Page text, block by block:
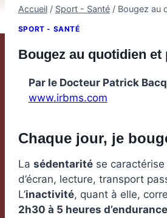
Accueil / Sport - Santé / Bougez au
SPORT - SANTÉ
Bougez au quotidien
Par le Docteur Patrick
www.irbms.com
Chaque jour, je
La sédentaritése caractérise
d’écran, lecture, transport
L’inactivité, quant à elle,
2h30 à 5 heures